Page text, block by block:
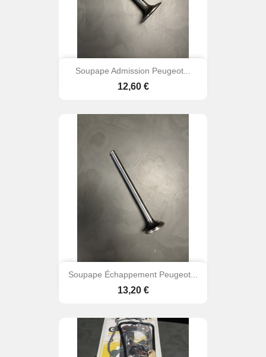
Soupape Admission Peugeot...
Prix
12,60 €
Soupape Échappement Peugeot...
Prix
13,20 €